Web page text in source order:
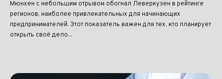
Мюнхен с небольшим отрывом обогнал Леверкузен в рейтинге
регионов, наиболее привлекательных для начинающих
предпринимателей. Этот показатель важен для тех, кто планирует
открыть своё дело...